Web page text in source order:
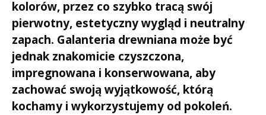
kolorów, przez co szybko tracą swój
pierwotny, estetyczny wygląd i neutralny
zapach. Galanteria drewniana może być
jednak znakomicie czyszczona,
impregnowana i konserwowana, aby
zachować swoją wyjątkowość, którą
kochamy i wykorzystujemy od pokoleń.